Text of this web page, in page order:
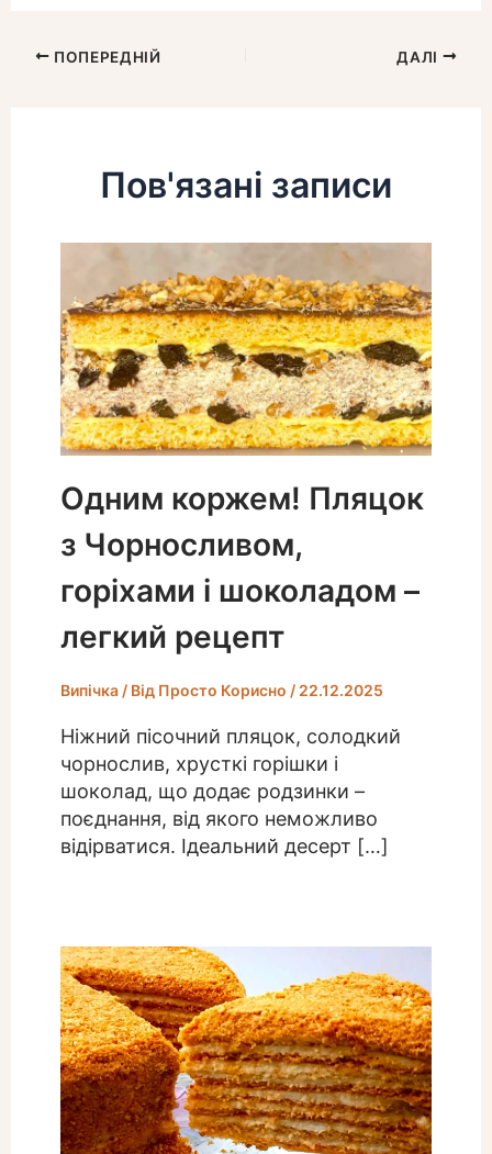
ПОПЕРЕДНІЙ ДАЛІ
Пов'язані записи
Одним коржем! Пляцок
з Чорносливом,
горіхами і шоколадом –
легкий рецепт
Випічка/ Від Просто Корисно / 22.12.2025
Ніжний пісочний пляцок, солодкий
чорнослив, хрусткі горішки і
шоколад, що додає родзинки –
поєднання, від якого неможливо
відірватися. Ідеальний десерт […]